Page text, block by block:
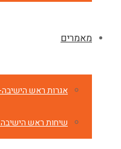
מאמרים
אגרות ראש
שיחות ראש